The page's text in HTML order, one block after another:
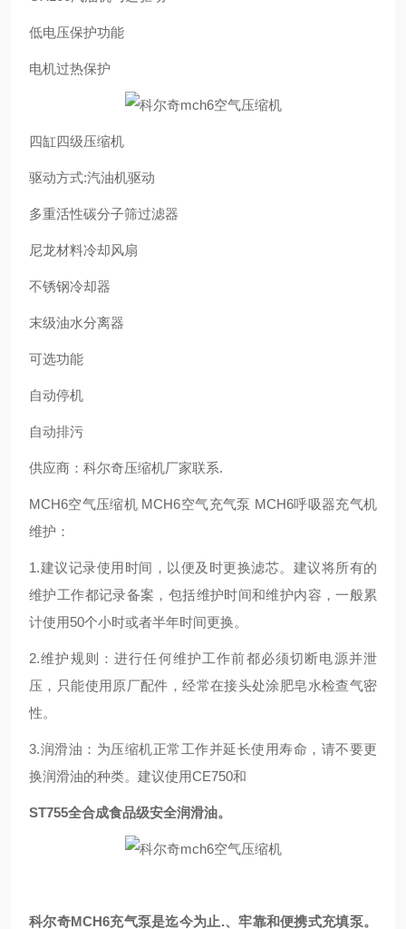
低电压保护功能
电机过热保护
四缸四级压缩机
驱动方式:汽油机驱动
多重活性碳分子筛过滤器
尼龙材料冷却风扇
不锈钢冷却器
末级油水分离器
可选功能
自动停机
自动排污
供应商：科尔奇压缩机厂家联系.
MCH6空气压缩机 MCH6空气充气泵 MCH6呼吸器充气机
维护：
1.建议记录使用时间，以便及时更换滤芯。建议将所有的
维护工作都记录备案，包括维护时间和维护内容，一般累
计使用50个小时或者半年时间更换。
2.维护规则：进行任何维护工作前都必须切断电源并泄
压，只能使用原厂配件，经常在接头处涂肥皂水检查气密
性。
3.润滑油：为压缩机正常工作并延长使用寿命，请不要更
换润滑油的种类。建议使用CE750和
ST755全合成食品级安全润滑油。
科尔奇MCH6充气泵是迄今为止.、牢靠和便携式充填泵。